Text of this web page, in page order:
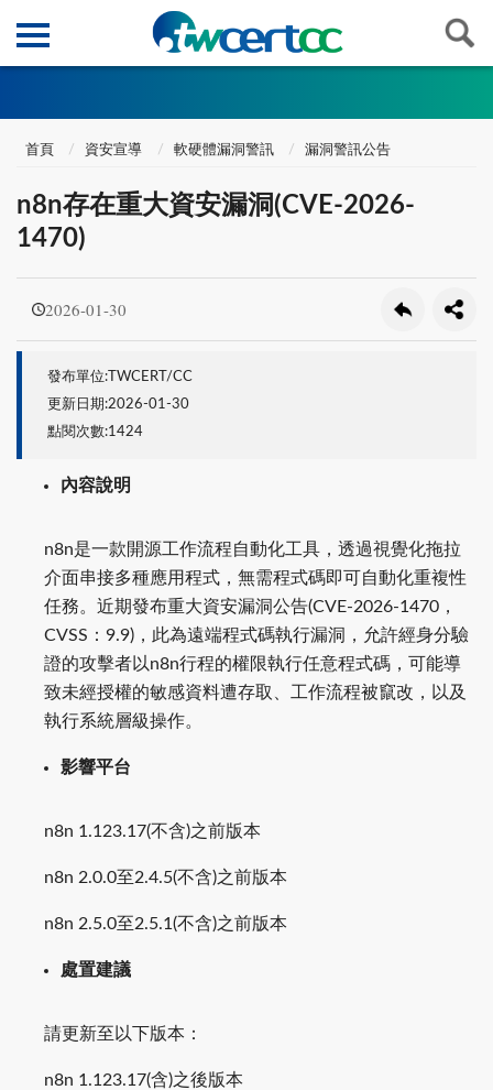
首頁 資安宣導 軟硬體漏洞警訊 漏洞警訊公告
n8n存在重大資安漏洞(CVE-2026-
1470)
2026-01-30
發布單位:TWCERT/CC
更新日期:2026-01-30
點閱次數:1424
內容說明
n8n是一款開源工作流程自動化工具，透過視覺化拖拉
介面串接多種應用程式，無需程式碼即可自動化重複性
任務。近期發布重大資安漏洞公告(CVE-2026-1470，
CVSS：9.9)，此為遠端程式碼執行漏洞，允許經身分驗
證的攻擊者以n8n行程的權限執行任意程式碼，可能導
致未經授權的敏感資料遭存取、工作流程被竄改，以及
執行系統層級操作。
影響平台
n8n 1.123.17(不含)之前版本
n8n 2.0.0至2.4.5(不含)之前版本
n8n 2.5.0至2.5.1(不含)之前版本
處置建議
請更新至以下版本：
n8n 1.123.17(含)之後版本